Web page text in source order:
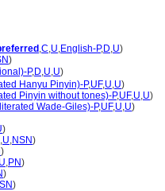
,C,U,English-P,D,U)
)
P,D,U,U)
Hanyu Pinyin)-P,UF,U,U)
Pinyin without tones)-P,UF,U,U)
Wade-Giles)-P,UF,U,U)
)
,U,NSN)
)
U,PN)
)
SN)